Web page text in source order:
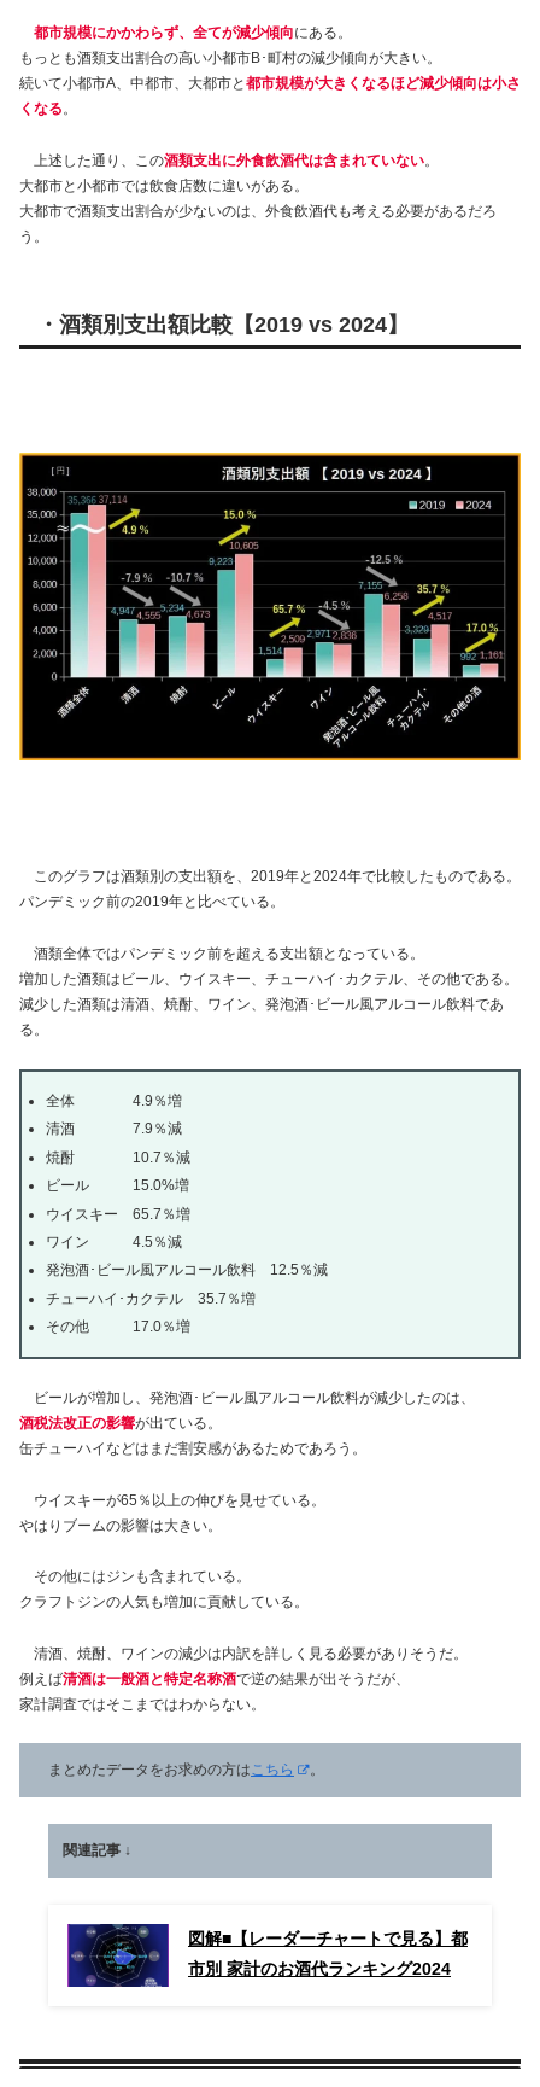
都市規模にかかわらず、全てが減少傾向にある。
もっとも酒類支出割合の高い小都市B･町村の減少傾向が大きい。
続いて小都市A、中都市、大都市と 都市規模が大きくなるほど減少傾向は小さ
くなる。
上述した通り、この酒類支出に外食飲酒代は含まれていない。
大都市と小都市では飲食店数に違いがある。
大都市で酒類支出割合が少ないのは、外食飲酒代も考える必要があるだろ
う。
・酒類別支出額比較【2019 vs 2024】
このグラフは酒類別の支出額を、2019年と2024年で比較したものである。
パンデミック前の2019年と比べている。
酒類全体ではパンデミック前を超える支出額となっている。
増加した酒類はビール、ウイスキー、チューハイ･カクテル、その他である。
減少した酒類は清酒、焼酎、ワイン、発泡酒･ビール風アルコール飲料であ
る。
全体 4.9％増
清酒 7.9％減
焼酎 10.7％減
ビール 15.0%増
ウイスキー 65.7％増
ワイン 4.5％減
発泡酒･ビール風アルコール飲料 12.5％減
チューハイ･カクテル 35.7％増
その他 17.0％増
ビールが増加し、発泡酒･ビール風アルコール飲料が減少したのは、
酒税法改正の影響が出ている。
缶チューハイなどはまだ割安感があるためであろう。
ウイスキーが65％以上の伸びを見せている。
やはりブームの影響は大きい。
その他にはジンも含まれている。
クラフトジンの人気も増加に貢献している。
清酒、焼酎、ワインの減少は内訳を詳しく見る必要がありそうだ。
例えば清酒は一般酒と特定名称酒で逆の結果が出そうだが、
家計調査ではそこまではわからない。
まとめたデータをお求めの方はこちら 。
関連記事 ↓
図解■【レーダーチャートで見る】都
市別 家計のお酒代ランキング2024